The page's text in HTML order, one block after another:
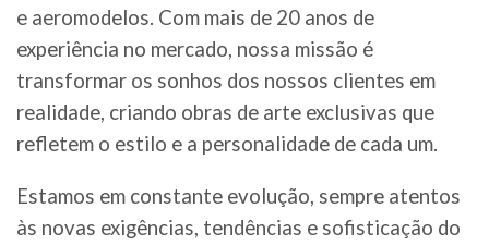
e aeromodelos. Com mais de 20 anos de
experiência no mercado, nossa missão é
transformar os sonhos dos nossos clientes em
realidade, criando obras de arte exclusivas que
refletem o estilo e a personalidade de cada um.
Estamos em constante evolução, sempre atentos
às novas exigências, tendências e sofisticação do